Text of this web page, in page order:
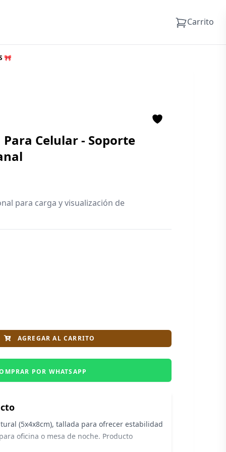
Carrito
🎀
Celular - Soporte
para carga y visualización de
AGREGAR AL CARRITO
POR WHATSAPP
(5x4x8cm), tallada para ofrecer estabilidad
oficina o mesa de noche. Producto